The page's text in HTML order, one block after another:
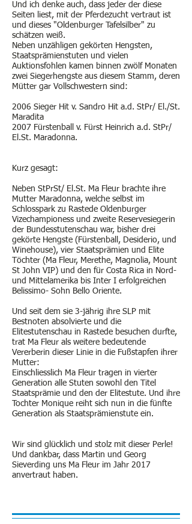
Und ich denke auch, dass jeder der diese
Seiten liest, mit der Pferdezucht vertraut ist
und dieses "Oldenburger Tafelsilber" zu
schätzen weiß.
Neben unzähligen gekörten Hengsten,
Staatsprämienstuten und vielen
Auktionsfohlen kamen binnen zwölf Monaten
zwei Siegerhengste aus diesem Stamm, deren
Mütter gar Vollschwestern sind:
2006 Sieger Hit v. Sandro Hit a.d. StPr/ El./St.
Maradita
2007 Fürstenball v. Fürst Heinrich a.d. StPr/
El.St. Maradonna.
Kurz gesagt:
Neben StPrSt/ El.St. Ma Fleur brachte ihre
Mutter Maradonna, welche selbst im
Schlosspark zu Rastede Oldenburger
Vizechampioness und zweite Reservesiegerin
der Bundesstutenschau war, bisher drei
gekörte Hengste (Fürstenball, Desiderio, und
Winehouse), vier Staatsprämien und Elite
Töchter (Ma Fleur, Merethe, Magnolia, Mount
St John VIP) und den für Costa Rica in Nord-
und Mittelamerika bis Inter I erfolgreichen
Belissimo- Sohn Bello Oriente.
Und seit dem sie 3-jährig ihre SLP mit
Bestnoten absolvierte und die
Elitestutenschau in Rastede besuchen durfte,
trat Ma Fleur als weitere bedeutende
Vererberin dieser Linie in die Fußstapfen ihrer
Mutter:
Einschliesslich Ma Fleur tragen in vierter
Generation alle Stuten sowohl den Titel
Staatsprämie und den der Elitestute. Und ihre
Tochter Monique reiht sich nun in die fünfte
Generation als Staatsprämienstute ein.
Wir sind glücklich und stolz mit dieser Perle!
Und dankbar, dass Martin und Georg
Sieverding uns Ma Fleur im Jahr 2017
anvertraut haben.